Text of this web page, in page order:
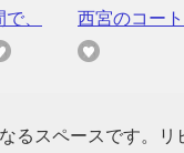
、
西宮のコー
るスペースです。